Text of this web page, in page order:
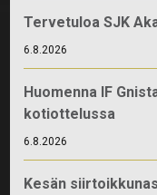
Tervetuloa SJK
6.8.2026
Huomenna IF
kotiottelussa
6.8.2026
Kesän